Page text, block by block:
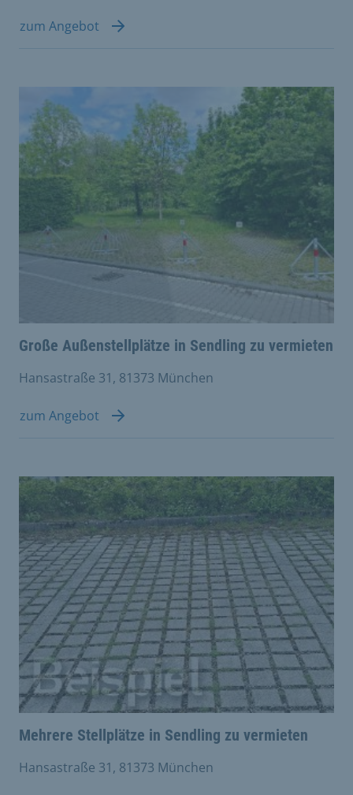
zum Angebot
Große Außenstellplätze in Sendling zu vermieten
Hansastraße 31, 81373 München
zum Angebot
Mehrere Stellplätze in Sendling zu vermieten
Hansastraße 31, 81373 München